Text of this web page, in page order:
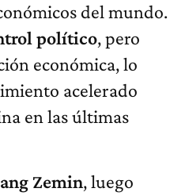
del mundo.
político, pero
económica, lo
acelerado
en las últimas
Zemin, luego